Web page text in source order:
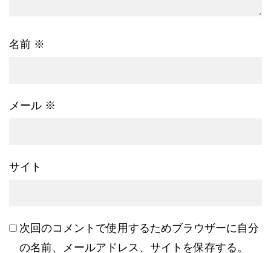
名前 ※
メール ※
サイト
次回のコメントで使用するためブラウザーに自分
の名前、メールアドレス、サイトを保存する。